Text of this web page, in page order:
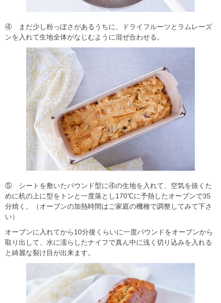
④ まだ少し粉っぽさがあるうちに、ドライフルーツとラムレーズ
ンを入れて生地全体がなじむように混ぜ合わせる。
⑤ シートを敷いたパウンド型に④の生地を入れて、空気を抜くた
めに机の上に型をトンと一度落とし170℃に予熱したオーブンで35
分焼く。（オーブンの加熱時間はご家庭の機種で調整してみて下さ
い）
オーブンに入れてから10分後くらいに一度パウンドをオーブンから
取り出して、水に濡らしたナイフで真ん中に浅く切り込みを入れる
と綺麗な裂け目が出来ます。